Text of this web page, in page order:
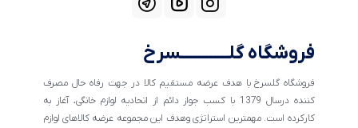
فروشگاه گلــــــــــــسرخ
فروشگاه گلسرخ با هدف عرضه مستقیم کالا در جهت رفاه حال مصرف
کننده درسال 1379 با کسب جواز دائم از اتحادیه لوازم خانگی، آغاز به
کارکرده است. مهمترین استراتژی وهدف این مجموعه عرضه کالاهای لوازم